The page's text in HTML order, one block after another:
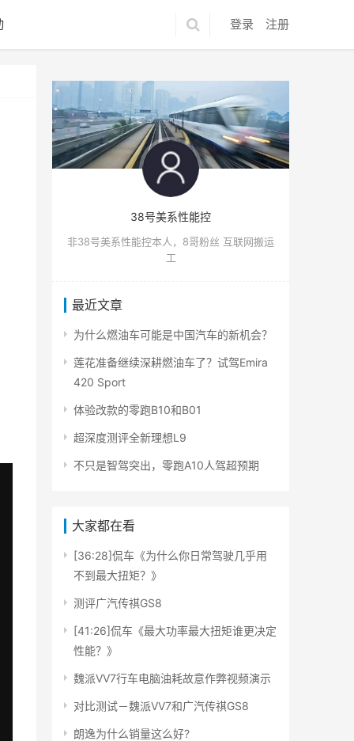
登录 注册
38号美系性能控
非38号美系性能控本人，8哥粉丝 互联网搬运
工
最近文章
为什么燃油车可能是中国汽车的新机会？
莲花准备继续深耕燃油车了？试驾Emira
420 Sport
体验改款的零跑B10和B01
超深度测评全新理想L9
不只是智驾突出，零跑A10人驾超预期
大家都在看
[36:28]侃车《为什么你日常驾驶几乎用
不到最大扭矩？》
测评广汽传祺GS8
[41:26]侃车《最大功率最大扭矩谁更决定
性能？》
魏派VV7行车电脑油耗故意作弊视频演示
对比测试－魏派VV7和广汽传祺GS8
朗逸为什么销量这么好?